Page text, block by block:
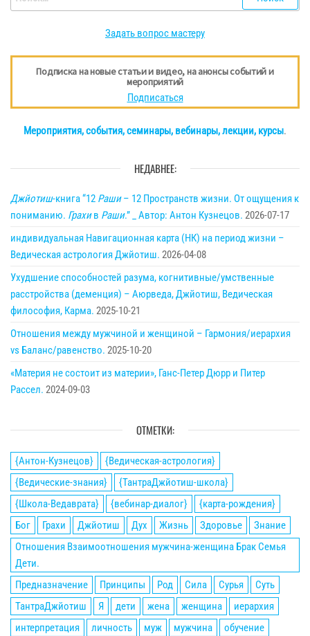
Задать вопрос мастеру
Подписка на новые статьи и видео, на анонсы событий и
мероприятий
Подписаться
Мероприятия, события, семинары, вебинары, лекции, курсы.
НЕДАВНЕЕ:
Джйотиш-книга “12 Раши– 12 Пространств жизни. От ощущения к
пониманию. Грахив Раши.” _ Автор: Антон Кузнецов. 2026-07-17
индивидуальная Навигационная карта (НК) на период жизни –
Ведическая астрология Джйотиш. 2026-04-08
Ухудшение способностей разума, когнитивные/умственные
расстройства (деменция) – Аюрведа, Джйотиш, Ведическая
философия, Карма. 2025-10-21
Отношения между мужчиной и женщиной – Гармония/иерархия
vs Баланс/равенство. 2025-10-20
«Материя не состоит из материи», Ганс-Петер Дюрр и Питер
Рассел. 2024-09-03
ОТМЕТКИ:
{Антон-Кузнецов}
{Ведическая-астрология}
{Ведические-знания}
{ТантраДжйотиш-школа}
{Школа-Ведаврата}
{вебинар-диалог}
{карта-рождения}
Бог
Грахи Джйотиш Дух Жизнь Здоровье
Знание
Отношения Взаимоотношения мужчина-женщина Брак Семья
Дети.
Предназначение
Принципы Род Сила Сурья
Суть
ТантраДжйотиш
Я дети жена женщина
иерархия
интерпретация
личность муж мужчина
обучение